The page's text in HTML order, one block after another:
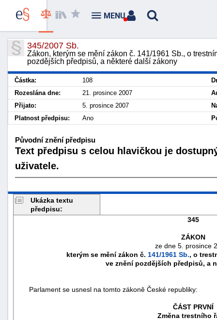
345/2007 Sb.
Zákon, kterým se mění zákon č. 141/1961 Sb., o
pozdějších předpisů, a některé další zákony
Částka: 108
Rozeslána dne:
21. prosince 2007
Přijato:
5. prosince 2007
Platnost předpisu:
Ano
Původní znění předpisu
Text předpisu s celou hlavičkou je
uživatele.
Ukázka textu
předpisu:
345
ZÁKON
ze dne 5. prosince
kterým se mění zákon č. 141/1961 Sb., o
ve znění pozdějších předpisů, a
Parlament se usnesl na tomto zákoně České republiky:
ČÁST PRVNÍ
Změna trestního
MENU